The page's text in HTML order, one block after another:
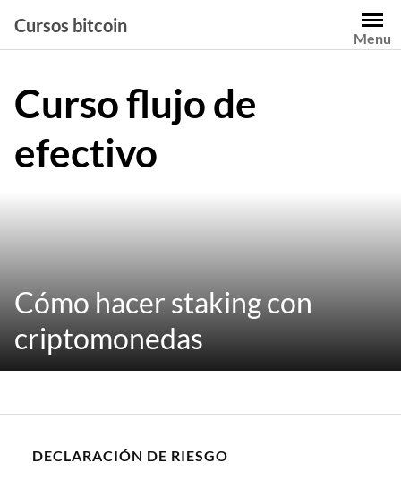
contenido
Cursos bitcoin
Menu
Curso flujo de
efectivo
Cómo hacer staking con
criptomonedas
DECLARACIÓN DE RIESGO